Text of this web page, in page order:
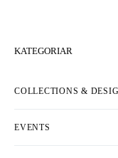
KATEGORIAR
COLLECTIONS &
EVENTS